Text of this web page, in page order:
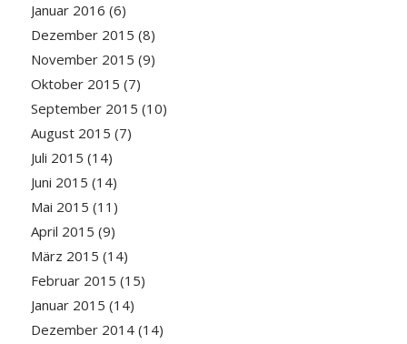
Januar 2016 (6)
Dezember 2015 (8)
November 2015 (9)
Oktober 2015 (7)
September 2015 (10)
August 2015 (7)
Juli 2015 (14)
Juni 2015 (14)
Mai 2015 (11)
April 2015 (9)
März 2015 (14)
Februar 2015 (15)
Januar 2015 (14)
Dezember 2014(14)